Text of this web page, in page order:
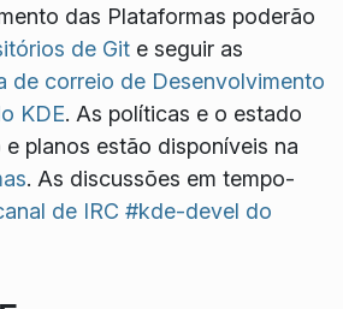
das Plataformas poderão
de Gite seguir as
de correio de Desenvolvimento
KDE. As políticas e o estado
planos estão disponíveis na
. As discussões em tempo-
de IRC #kde-devel do